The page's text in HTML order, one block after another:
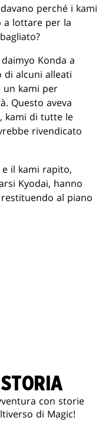
perché i kami
a lottare per la
Konda a
di alcuni alleati
un kami per
Questo aveva
kami di tutte le
rivendicato
il kami rapito,
Kyodai, hanno
al piano
con storie
di Magic!